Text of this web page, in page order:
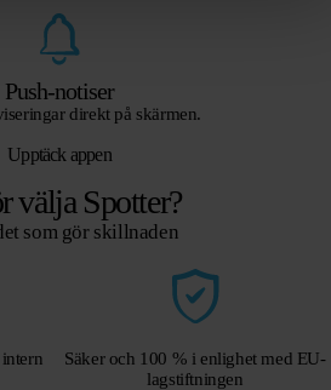
Push-notiser
direkt på skärmen.
Upptäck appen
välja Spotter?
som gör skillnaden
Säker och 100 % i enlighet med EU-
lagstiftningen